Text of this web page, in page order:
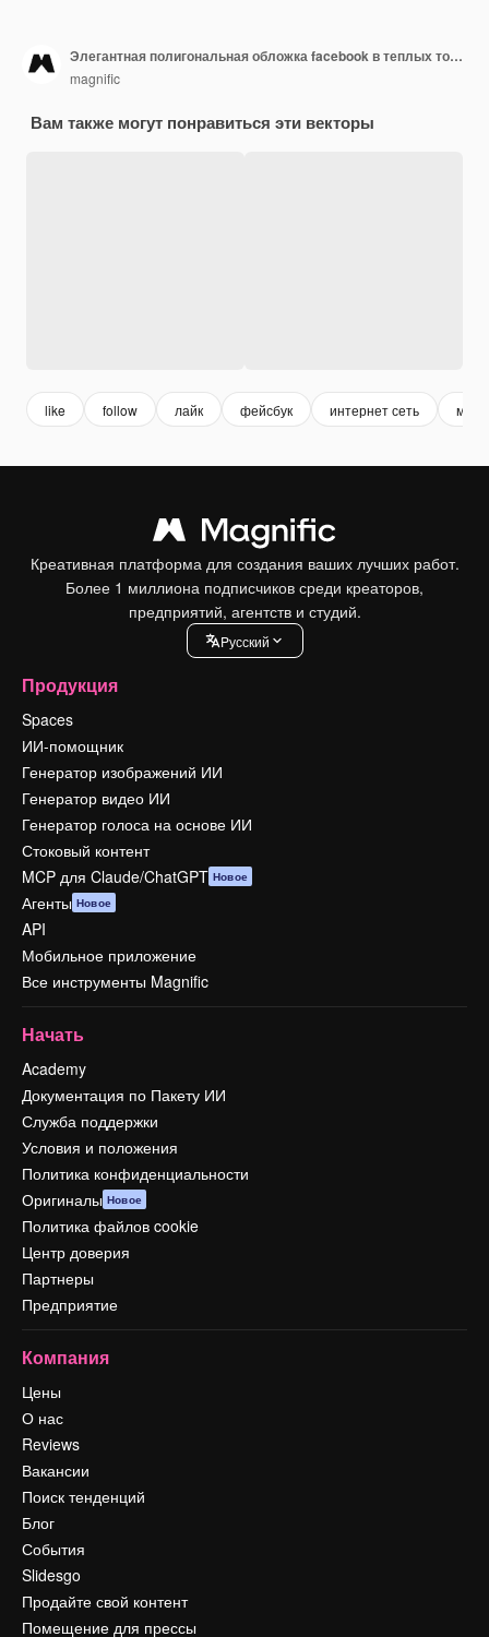
Элегантная полигональная обложка facebook в теплых тонах
magnific
Вам также могут понравиться эти векторы
like follow лайк фейсбук интернет сеть
Креативная платформа для создания ваших лучших работ.
Более 1 миллиона подписчиков среди креаторов,
предприятий, агентств и студий.
Pусский
Продукция
Spaces
ИИ-помощник
Генератор изображений ИИ
Генератор видео ИИ
Генератор голоса на основе ИИ
Стоковый контент
MCP для Claude/ChatGPT Новое
Агенты Новое
API
Мобильное приложение
Все инструменты Magnific
Начать
Academy
Документация по Пакету ИИ
Служба поддержки
Условия и положения
Политика конфиденциальности
Оригиналы Новое
Политика файлов cookie
Центр доверия
Партнеры
Предприятие
Компания
Цены
О нас
Reviews
Вакансии
Поиск тенденций
Блог
События
Slidesgo
Продайте свой контент
Помещение для прессы